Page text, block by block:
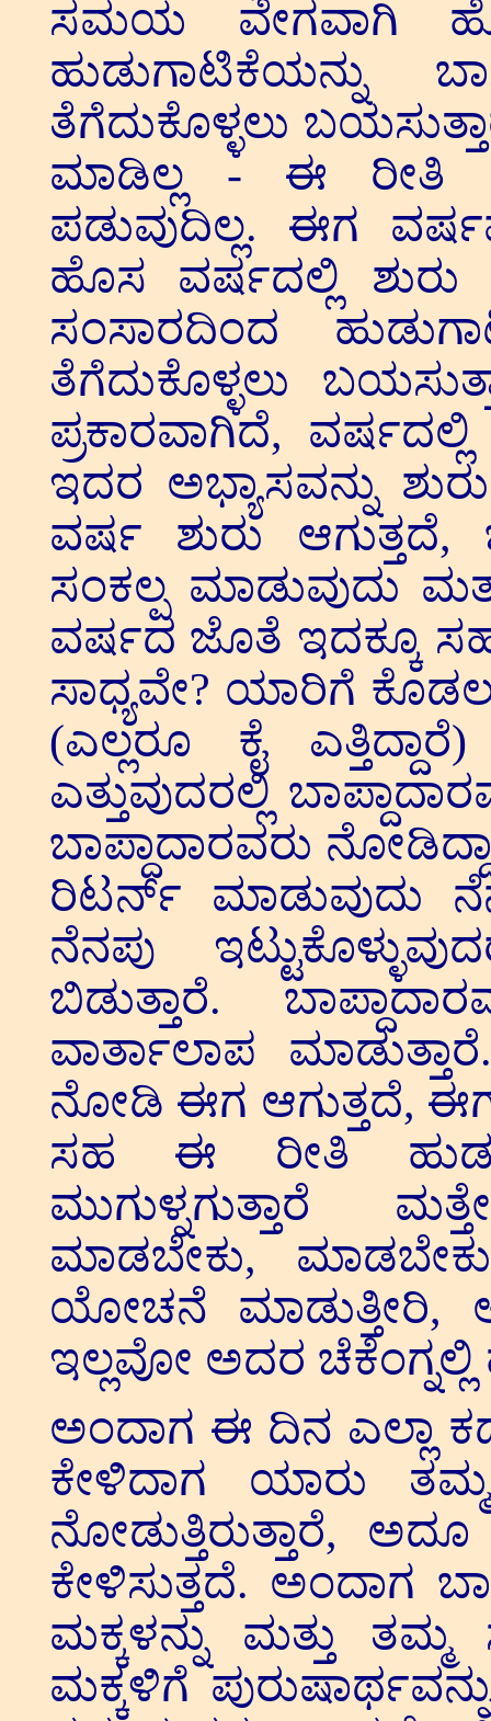
ಸಮಯ ವೇಗವಾಗಿ
ಹುಡುಗಾಟಿಕೆಯನ್ನು
ತೆಗೆದುಕೊಳ್ಳಲು
ಮಾಡಿಲ್ಲ - ಈ ರೀತಿ
ಪಡುವುದಿಲ್ಲ. ಈಗ
ಹೊಸ ವರ್ಷದಲ್ಲಿ ಶುರು
ಸಂಸಾರದಿಂದ
ತೆಗೆದುಕೊಳ್ಳಲು
ಪ್ರಕಾರವಾಗಿದೆ,
ಇದರ ಅಭ್ಯಾಸವನ್ನು
ವರ್ಷ ಶುರು ಆಗುತ್ತದೆ,
ಸಂಕಲ್ಪ ಮಾಡುವುದು
ವರ್ಷದ ಜೊತೆ ಇದಕ್ಕೂ
ಸಾಧ್ಯವೇ? ಯಾರಿಗೆ
(ಎಲ್ಲರೂ ಕೈ
ಎತ್ತುವುದರಲ್ಲಿ
ಬಾಪ್ದಾದಾರವರು
ರಿಟರ್ನ್ ಮಾಡುವುದು
ನೆನಪು
ಬಿಡುತ್ತಾರೆ.
ವಾರ್ತಾಲಾಪ
ನೋಡಿ ಈಗ ಆಗುತ್ತದೆ, ಈಗ
ಸಹ ಈ ರೀತಿ
ಮುಗುಳ್ನಗುತ್ತಾರೆ
ಮಾಡಬೇಕು,
ಯೋಚನೆ ಮಾಡುತ್ತೀರಿ,
ಇಲ್ಲವೋ ಅದರ ಚೆಕೆಂಗ್ನಲ್ಲಿ
ಅಂದಾಗ ಈ ದಿನ ಎಲ್ಲಾ
ಕೇಳಿದಾಗ ಯಾರು ತಮ್ಮ
ನೋಡುತ್ತಿರುತ್ತಾರೆ,
ಕೇಳಿಸುತ್ತದೆ. ಅಂದಾಗ
ಮಕ್ಕಳನ್ನು ಮತ್ತು ತಮ್ಮ
ಮಕ್ಕಳಿಗೆ